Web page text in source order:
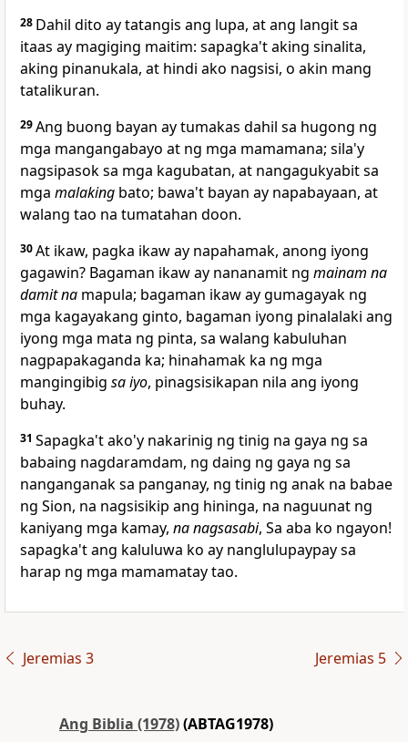
28 Dahil dito ay tatangis ang lupa, atang langit sa
itaas ay magiging maitim: sapagka't aking sinalita,
aking pinanukala, at hindi ako nagsisi, o akin mang
tatalikuran.
29Ang buong bayan ay tumakas dahil sa hugong ng
mga mangangabayo at ng mga mamamana; sila'y
nagsipasok sa mga kagubatan, at nangagukyabit sa
mga malaking bato; bawa't bayan ay napabayaan, at
walang tao na tumatahan doon.
30At ikaw, pagka ikaw ay napahamak, anong iyong
gagawin? Bagaman ikaw ay nananamit ng mainam na
damit na mapula; bagaman ikaw ay gumagayak ng
mga kagayakang ginto, bagaman iyong pinalalaki ang
iyong mga mata ng pinta, sa walang kabuluhan
nagpapakaganda ka; hinahamak ka ng mga
mangingibig sa iyo, pinagsisikapan nila ang iyong
buhay.
31 Sapagka't ako'y nakarinig ng tinig na gaya ng sa
babaing nagdaramdam, ng daing ng gaya ng sa
nanganganak sa panganay, ng tinig ng anak na babae
ng Sion, na nagsisikip ang hininga, na naguunat ng
kaniyang mga kamay, na nagsasabi, Sa aba ko ngayon!
sapagka't ang kaluluwa ko ay nanglulupaypay sa
harap ng mga mamamatay tao.
Jeremias 3 Jeremias 5
Ang Biblia (1978)(ABTAG1978)